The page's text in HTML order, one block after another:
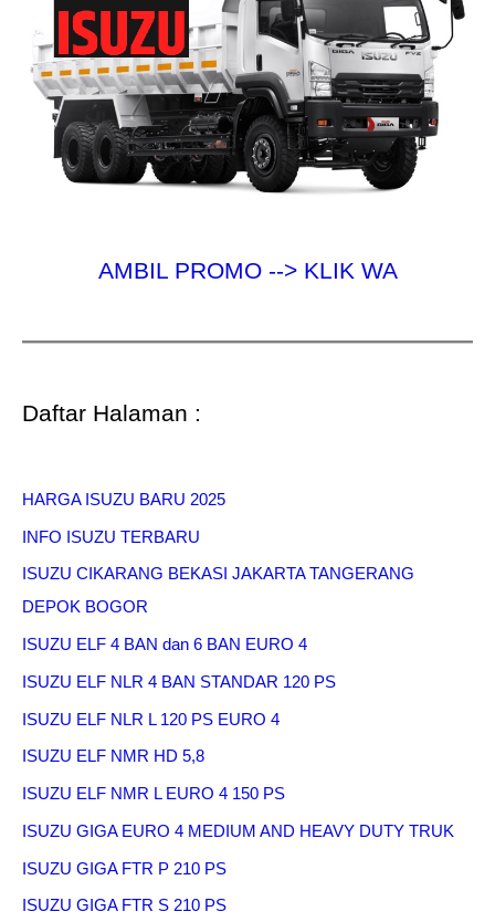
AMBIL PROMO --> KLIK WA
Daftar Halaman :
HARGA ISUZU BARU 2025
INFO ISUZU TERBARU
ISUZU CIKARANG BEKASI JAKARTA TANGERANG
DEPOK BOGOR
ISUZU ELF 4 BAN dan 6 BAN EURO 4
ISUZU ELF NLR 4 BAN STANDAR 120 PS
ISUZU ELF NLR L 120 PS EURO 4
ISUZU ELF NMR HD 5,8
ISUZU ELF NMR L EURO 4 150 PS
ISUZU GIGA EURO 4 MEDIUM AND HEAVY DUTY TRUK
ISUZU GIGA FTR P 210 PS
ISUZU GIGA FTR S 210 PS